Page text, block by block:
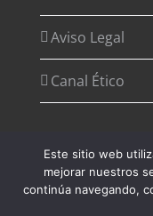
Aviso Legal
Canal Ético
Copyright 2012 -
Este sitio web
mejorar nuestros
continúa navegando,